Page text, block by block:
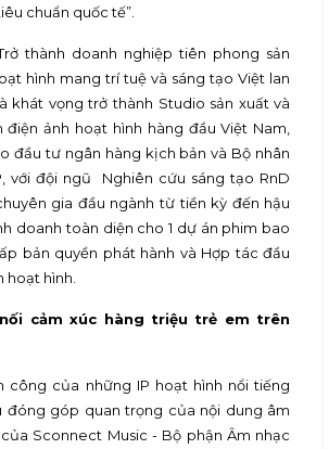
chuẩn quốc tế”.
thành doanh nghiệp tiên phong sản
hình mang trí tuệ và sáng tạo Việt lan
khát vọng trở thành Studio sản xuất và
điện ảnh hoạt hình hàng đầu Việt Nam,
đầu tư ngân hàng kịch bản và Bộ nhân
với đội ngũ Nghiên cứu sáng tạo RnD
gia đầu ngành từ tiền kỳ đến hậu
doanh toàn diện cho 1 dự án phim bao
bản quyền phát hành và Hợp tác đầu
hoạt hình.
cảm xúc hàng triệu trẻ em trên
công của những IP hoạt hình nổi tiếng
đóng góp quan trọng của nội dung âm
Sconnect Music - Bộ phận Âm nhạc